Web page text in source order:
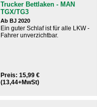
Trucker Bettlaken - MAN
TGX/TG3
Ab BJ 2020
Ein guter Schlaf ist für alle LKW -
Fahrer unverzichtbar.​
Preis: 15,99 €
(13,44+MwSt)